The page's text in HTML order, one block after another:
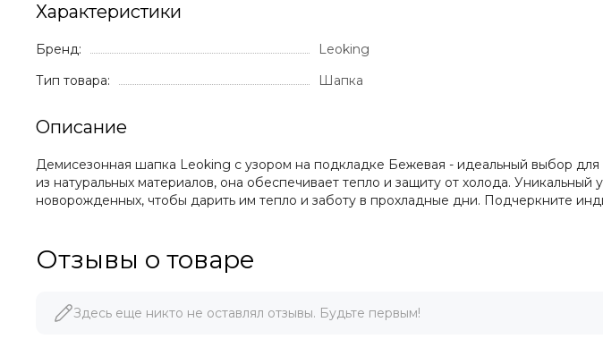
Характеристики
Бренд:
Leoking
Тип товара:
Шапка
Описание
Демисезонная шапка Leoking с узором на подкладке Бежевая - идеальный выбор
из натуральных материалов, она обеспечивает тепло и защиту от холода.
новорожденных, чтобы дарить им тепло и заботу в прохладные дни. Подчеркните
Отзывы о товаре
Здесь еще никто не оставлял отзывы. Будьте первым!